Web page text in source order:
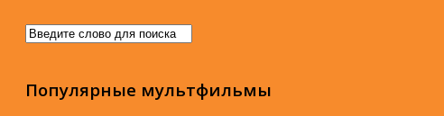
Популярные мультфильмы